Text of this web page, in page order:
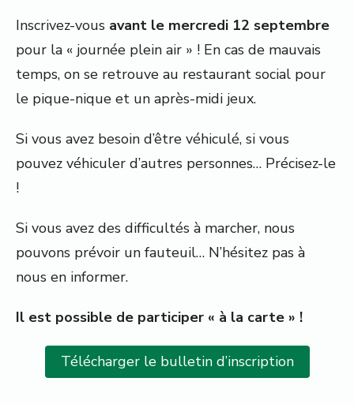
Inscrivez-vous avant le mercredi 12 septembre
pour la « journée plein air » ! En cas de mauvais
temps, on se retrouve au restaurant social pour
le pique-nique et un après-midi jeux.
Si vous avez besoin d’être véhiculé, si vous
pouvez véhiculer d’autres personnes… Précisez-le
!
Si vous avez des difficultés à marcher, nous
pouvons prévoir un fauteuil… N’hésitez pas à
nous en informer.
Il est possible de participer « à la carte » !
Télécharger le bulletin d’inscription